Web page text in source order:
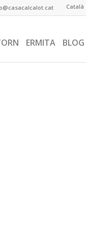
Català
ERMITA BLOG